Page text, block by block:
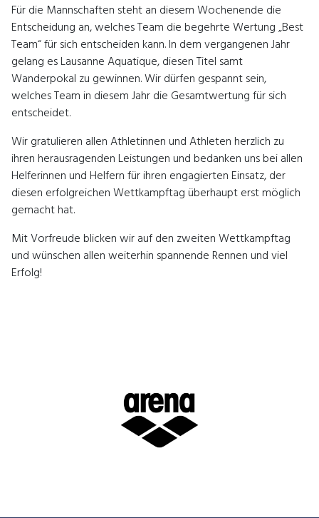
Für die Mannschaften steht an diesem Wochenende die
Entscheidung an, welches Team die begehrte Wertung „Best
Team“ für sich entscheiden kann. In dem vergangenen Jahr
gelang es Lausanne Aquatique, diesen Titel samt
Wanderpokal zu gewinnen. Wir dürfen gespannt sein,
welches Team in diesem Jahr die Gesamtwertung für sich
entscheidet.
Wir gratulieren allen Athletinnen und Athleten herzlich zu
ihren herausragenden Leistungen und bedanken uns bei allen
Helferinnen und Helfern für ihren engagierten Einsatz, der
diesen erfolgreichen Wettkampftag überhaupt erst möglich
gemacht hat.
Mit Vorfreude blicken wir auf den zweiten Wettkampftag
und wünschen allen weiterhin spannende Rennen und viel
Erfolg!